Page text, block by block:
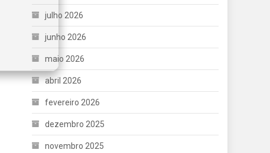
julho 2026
junho 2026
maio 2026
abril 2026
fevereiro 2026
dezembro 2025
novembro 2025